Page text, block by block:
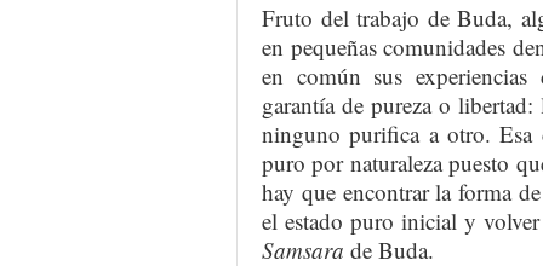
Fruto del trabajo de Buda,
en pequeñas comunidades
en común sus
garantía de pureza o
ninguno purifica a otro. Esa
puro por naturaleza puesto
hay que encontrar la forma
el estado puro inicial y
Samsara de Buda.